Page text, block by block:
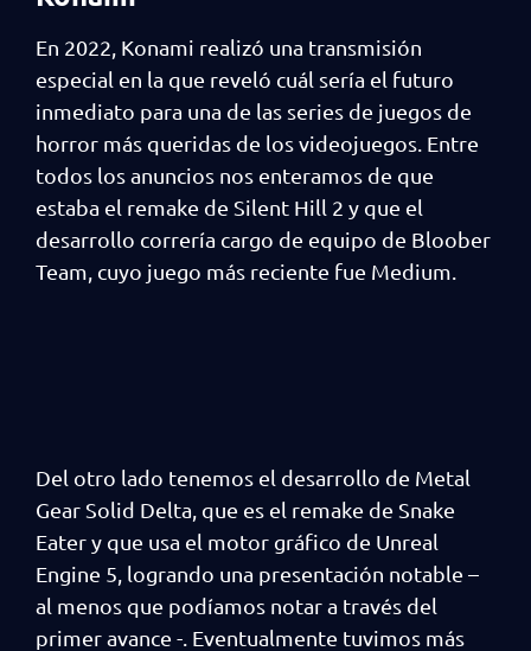
En 2022, Konami realizó una transmisión
especial en la que reveló cuál sería el futuro
inmediato para una de las series de juegos de
horror más queridas de los videojuegos. Entre
todos los anuncios nos enteramos de que
estaba el remake de Silent Hill 2 y que el
desarrollo correría cargo de equipo de Bloober
Team, cuyo juego más reciente fue Medium.
Del otro lado tenemos el desarrollo de Metal
Gear Solid Delta, que es el remake de Snake
Eater y que usa el motor gráfico de Unreal
Engine 5, logrando una presentación notable –
al menos que podíamos notar a través del
primer avance -. Eventualmente tuvimos más